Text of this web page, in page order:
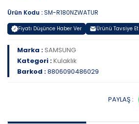
Ürün Kodu :SM-R180NZWATUR
Fiyatı Düşünce Haber Ver Ürünü Tavsiye Et
Marka :SAMSUNG
Kategori :Kulaklık
Barkod :8806090486029
PAYLAŞ :